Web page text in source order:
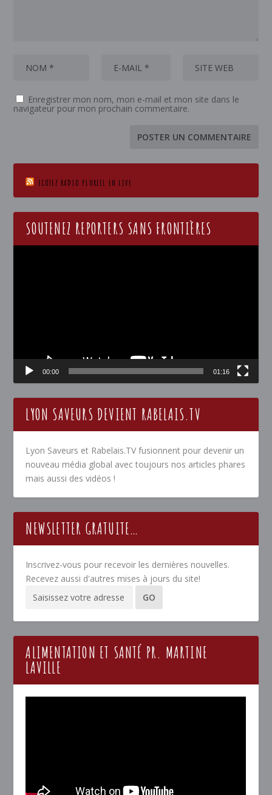
Enregistrer mon nom, mon e-mail et mon site dans le
navigateur pour mon prochain commentaire.
ECOTEZ RADIO PLURIEL EN LIVE
SOUTENEZ REPORTERS SANS FRONTIÈRES
00:00 01:16
LYON SAVEURS DEVIENT RABELAIS.TV
Lyon Saveurs et Rabelais.TV fusionnent pour devenir un
nouveau média global avec toujours nos articles phares
mais aussi des vidéos !
NEWSLETTER GRATUITE…
Inscrivez-vous pour recevoir les dernières nouvelles.
Recevez aussi d'autres mises à jours du site!
ALIMENTATION ET SANTÉ PR. MARTINE
LAVILLE